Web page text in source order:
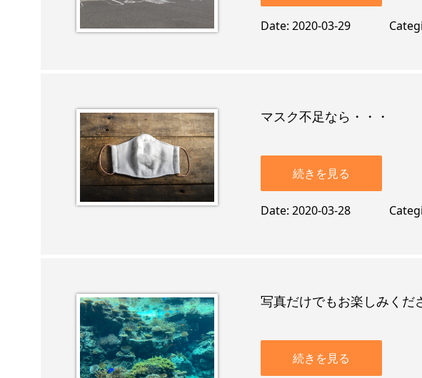
Date 2020-03-29
マスク不足なら・・・
続きを見る
Date 2020-03-28
写真だけでもお楽しみくだ
続きを見る